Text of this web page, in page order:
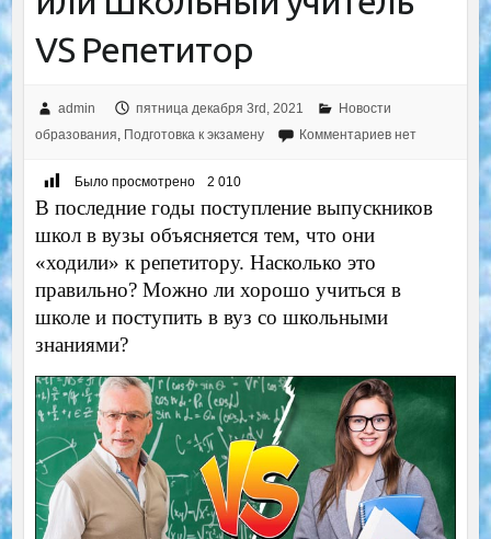
VS Репетитор
admin пятница декабря 3rd, 2021
Новости
образования, Подготовка к экзамену Комментариев нет
Было просмотрено 2 010
В последние годы поступление выпускников
школ в вузы объясняется тем, что они
«ходили» к репетитору. Насколько это
правильно? Можно ли хорошо учиться в
школе и поступить в вуз со школьными
знаниями?